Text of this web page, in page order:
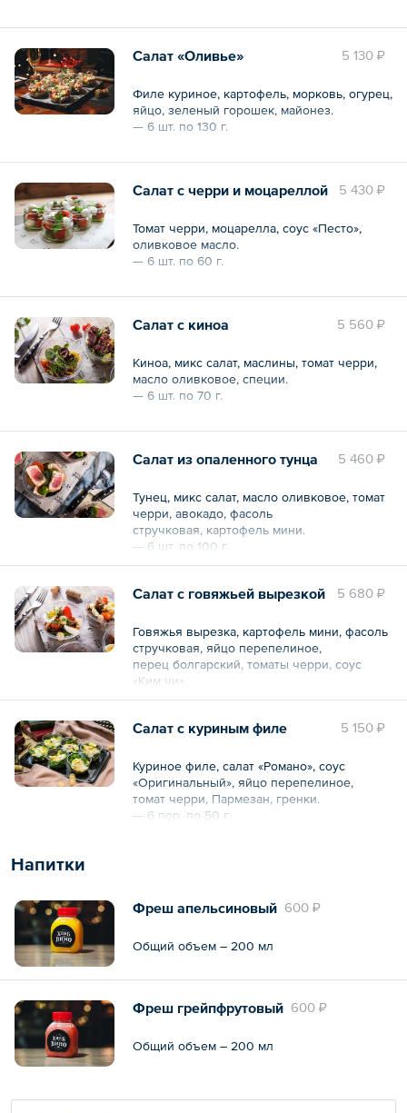
*Изображения продукции на любых
оригиналов.
Общий вес – 240 г
5 130 ₽
Салат «Оливье»
Филе куриное, картофель, морковь, огурец,
яйцо, зеленый горошек, майонез.
— 6 шт. по 130 г.
*Изображения продукции на любых
оригиналов.
Общий вес – 780 г
5 430 ₽
Салат с черри и моцареллой
Томат черри, моцарелла, соус «Песто»,
оливковое масло.
— 6 шт. по 60 г.
*Изображения продукции на любых
оригиналов.
Общий вес – 360 г
5 560 ₽
Салат с киноа
Киноа, микс салат, маслины, томат черри,
масло оливковое, специи.
— 6 шт. по 70 г.
*Изображения продукции на любых
оригиналов.
Общий вес – 420 г
5 460 ₽
Салат из опаленного тунца
Тунец, микс салат, масло оливковое, томат
черри, авокадо, фасоль
стручковая, картофель мини.
— 6 шт. по 100 г.
фотографиях могут отличаться от
Общий вес – 0.6 кг
5 680 ₽
Салат с говяжьей вырезкой
Говяжья вырезка, картофель мини, фасоль
стручковая, яйцо перепелиное,
перец болгарский, томаты черри, соус
«Ким чи».
— 6 шт. по 90 г.
*Изображения продукции на любых
оригиналов.
Общий вес – 540 г
5 150 ₽
Салат с куриным филе
Куриное филе, салат «Романо», соус
«Оригинальный», яйцо перепелиное,
томат черри, Пармезан, гренки.
— 6 пор. по 50 г.
Общий вес – 300 г
Напитки
600 ₽
Фреш апельсиновый
Общий объем – 200 мл
600 ₽
Фреш грейпфрутовый
Общий объем – 200 мл